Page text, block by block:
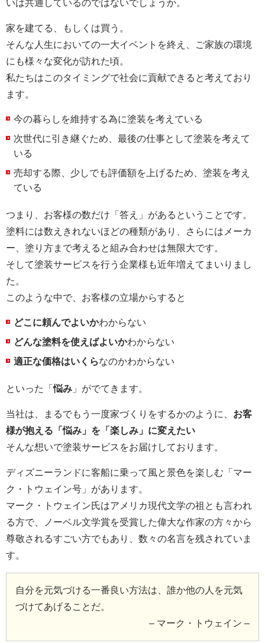
いは共通しているのではないでしょうか。
家を建てる、もしくは買う。
そんな人生においての一大イベントを終え、ご家族の環境
にも様々な変化が訪れた頃。
私たちはこのタイミングで社会に貢献できると考えており
ます。
今の暮らしを維持する為に塗装を考えている
次世代に引き継ぐため、最後の仕事として塗装を考えて
いる
売却する際、少しでも評価額を上げるため、塗装を考え
ている
つまり、お客様の数だけ「答え」があるということです。
塗料には数えきれないほどの種類があり、さらにはメーカ
ー、塗り方まで考えると組み合わせは無限大です。
そして塗装サービスを行う企業様も近年増えてまいりまし
た。
このような中で、お客様の立場からすると
どこに頼んでよいかわからない
どんな塗料を使えばよいかわからない
適正な価格はいくらなのかわからない
といった「悩み 」がでてきます。
当社は、まるでもう一度家づくりをするかのように、 お客
様が抱える「悩み」を「楽しみ」に変えたい
そんな想いで塗装サービスをお届けしております。
ディズニーランドに客船に乗って風と景色を楽しむ「マー
ク・トウェイン号」があります。
マーク・トウェイン氏はアメリカ現代文学の祖とも言われ
る方で、ノーベル文学賞を受賞した偉大な作家の方々から
尊敬されるすごい方でもあり、数々の名言を残されていま
す。
自分を元気づける一番良い方法は、誰か他の人を元気
づけてあげることだ。
– マーク・トウェイン –